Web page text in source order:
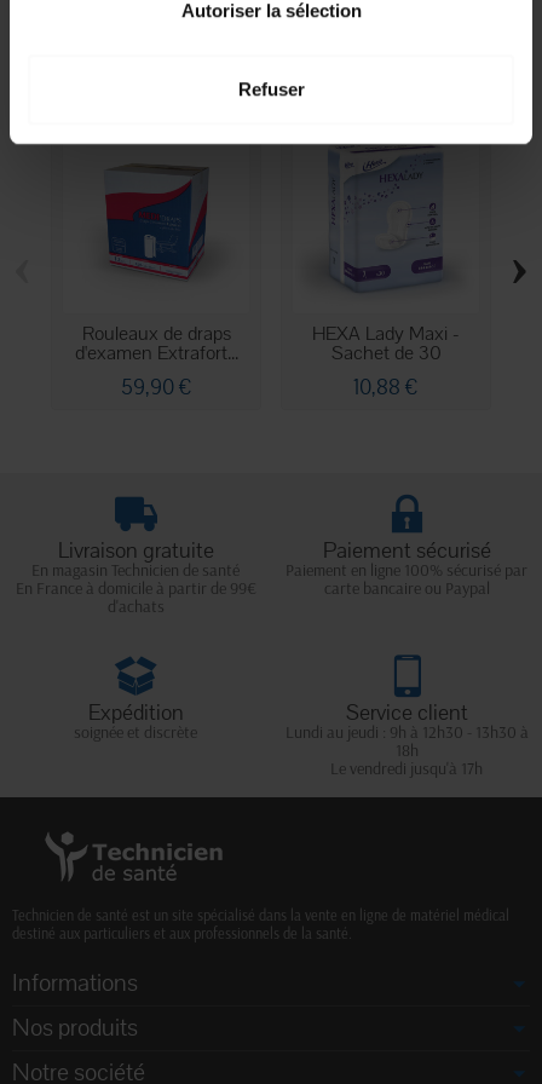
Autoriser la sélection
Refuser
Rouleaux de draps
d'examen Extrafort...
59,90 €
HEXA Lady Maxi -
Sachet de 30
10,88 €
›
Livraison gratuite
En magasin Technicien de santé
En France à domicile à partir de 99€
d'achats
Paiement sécurisé
Paiement en ligne 100% sécurisé par
carte bancaire ou Paypal
Expédition
soignée et discrète
Service client
Lundi au jeudi : 9h à 12h30 - 13h30 à
18h
Le vendredi jusqu'à 17h
Technicien de santé est un site spécialisé dans la vente en ligne de matériel médical
destiné aux particuliers et aux professionnels de la santé.
Informations
Nos produits
Notre société